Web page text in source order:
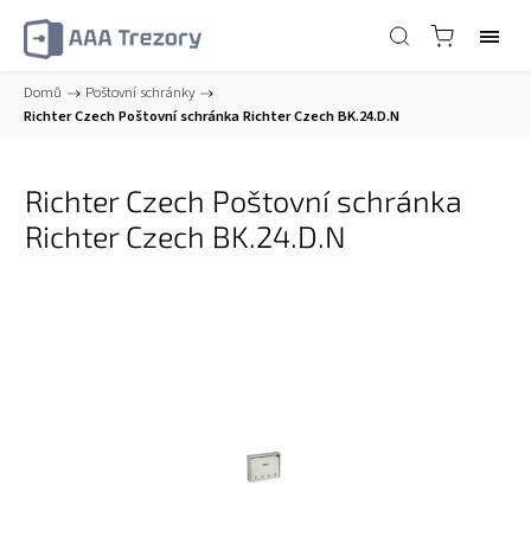
Domů / Poštovní schránky /
Richter Czech Poštovní schránka Richter Czech BK.24.D.N
Richter Czech Poštovní schránka
Richter Czech BK.24.D.N